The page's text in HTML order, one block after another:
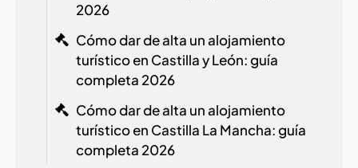
2026
Cómo dar de alta un alojamiento
turístico en Castilla y León: guía
completa 2026
Cómo dar de alta un alojamiento
turístico en Castilla La Mancha: guía
completa 2026